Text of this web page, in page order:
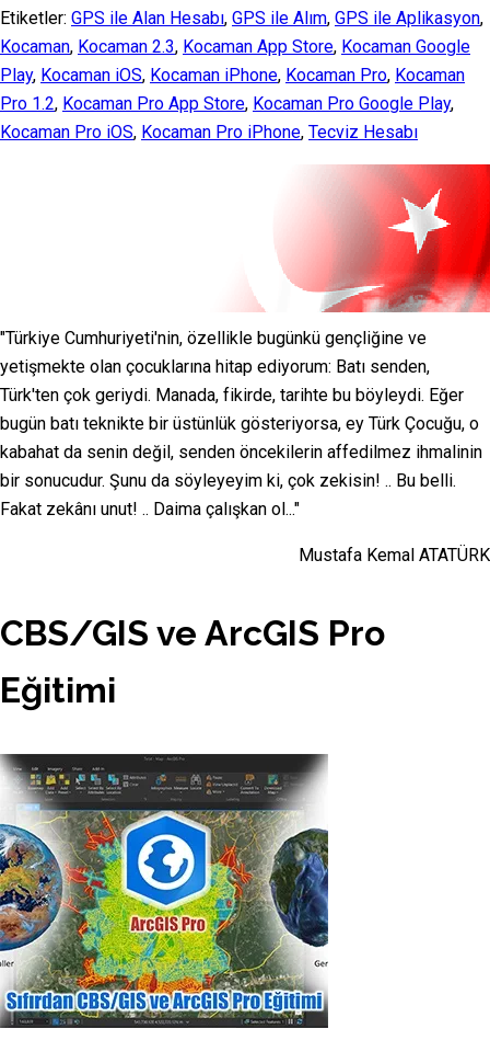
Etiketler: GPS ile Alan Hesabı, GPS ile Alım, GPS ile Aplikasyon,
Kocaman, Kocaman 2.3, Kocaman App Store, Kocaman Google
Play, Kocaman iOS, Kocaman iPhone, Kocaman Pro, Kocaman
Pro 1.2, Kocaman Pro App Store, Kocaman Pro Google Play,
Kocaman Pro iOS, Kocaman Pro iPhone, Tecviz Hesabı
"Türkiye Cumhuriyeti'nin, özellikle bugünkü gençliğine ve
yetişmekte olan çocuklarına hitap ediyorum: Batı senden,
Türk'ten çok geriydi. Manada, fikirde, tarihte bu böyleydi. Eğer
bugün batı teknikte bir üstünlük gösteriyorsa, ey Türk Çocuğu, o
kabahat da senin değil, senden öncekilerin affedilmez ihmalinin
bir sonucudur. Şunu da söyleyeyim ki, çok zekisin! .. Bu belli.
Fakat zekânı unut! .. Daima çalışkan ol..."
Mustafa Kemal ATATÜRK
CBS/GIS ve ArcGIS Pro
Eğitimi